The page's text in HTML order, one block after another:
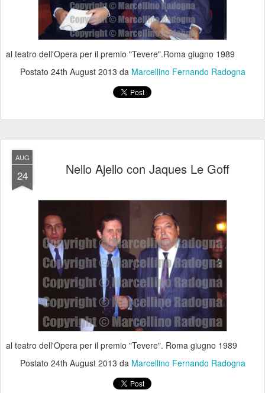
al teatro dell'Opera per il premio "Tevere".Roma giugno 1989
Postato 24th August 2013 da Marcellino Fernando Radogna
AUG
24 Nello Ajello con Jaques Le Goff
al teatro dell'Opera per il premio "Tevere". Roma giugno 1989
Postato 24th August 2013 da Marcellino Fernando Radogna